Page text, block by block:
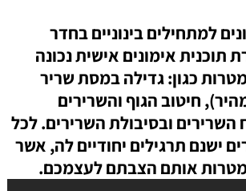
למתחילים בינוניים בחדר
תוכנית אימונים אישית נכונה
כגון: גדילה במסת שריר
חיטוב הגוף והשרירים
השרירים ובסיבולת השרירים. לכל
ישנם תרגילים יחודיים לה, אשר
אותם הצבתם לעצמכם.